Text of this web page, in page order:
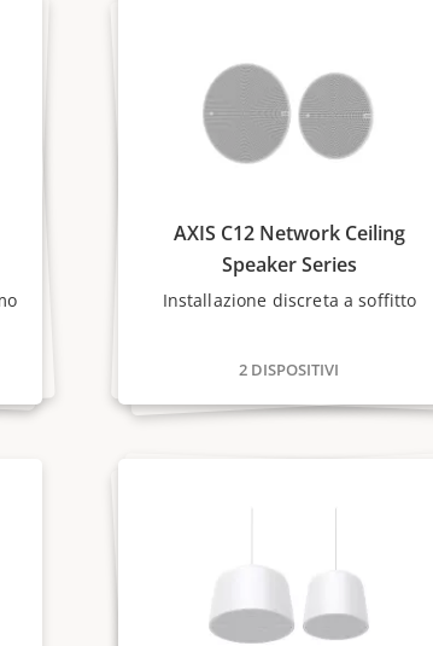
AXIS C12 Network Ceiling
Speaker Series
2 DISPOSITIVI
Installazione discreta a soffitto